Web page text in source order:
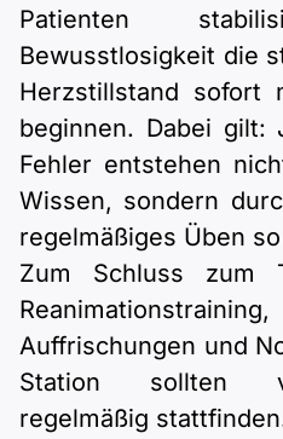
Patienten
Bewusstlosigkeit die
Herzstillstand sofort
beginnen. Dabei gilt:
Fehler entstehen
Wissen, sondern
regelmäßiges Üben
Zum Schluss zum
Auffrischungen und
Station sollten
regelmäßig